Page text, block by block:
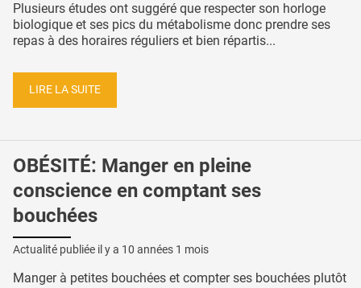
Plusieurs études ont suggéré que respecter son horloge
biologique et ses pics du métabolisme donc prendre ses
repas à des horaires réguliers et bien répartis...
LIRE LA SUITE
OBÉSITÉ: Manger en pleine
conscience en comptant ses
bouchées
Actualité publiée il y a 10 années 1 mois
Manger à petites bouchées et compter ses bouchées plutôt